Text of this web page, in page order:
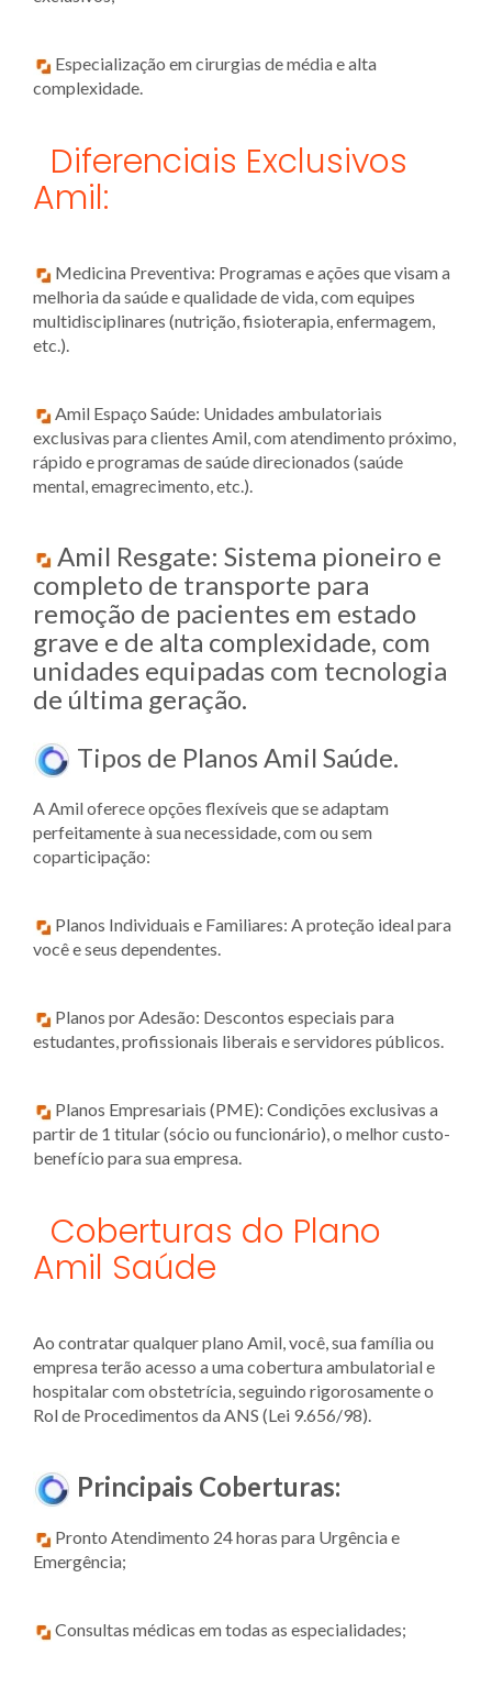
Especialização em cirurgias de média e alta
complexidade.
Diferenciais Exclusivos
Amil:
Medicina Preventiva: Programas e ações que visam a
melhoria da saúde e qualidade de vida, com equipes
multidisciplinares (nutrição, fisioterapia, enfermagem,
etc.).
Amil Espaço Saúde: Unidades ambulatoriais
exclusivas para clientes Amil, com atendimento próximo,
rápido e programas de saúde direcionados (saúde
mental, emagrecimento, etc.).
Amil Resgate: Sistema pioneiro e
completo de transporte para
remoção de pacientes em estado
grave e de alta complexidade, com
unidades equipadas com tecnologia
de última geração.
Tipos de Planos Amil Saúde.
A Amil oferece opções flexíveis que se adaptam
perfeitamente à sua necessidade, com ou sem
coparticipação:
Planos Individuais e Familiares: A proteção ideal para
você e seus dependentes.
Planos por Adesão: Descontos especiais para
estudantes, profissionais liberais e servidores públicos.
Planos Empresariais (PME): Condições exclusivas a
partir de 1 titular (sócio ou funcionário), o melhor custo-
benefício para sua empresa.
Coberturas do Plano
Amil Saúde
Ao contratar qualquer plano Amil, você, sua família ou
empresa terão acesso a uma cobertura ambulatorial e
hospitalar com obstetrícia, seguindo rigorosamente o
Rol de Procedimentos da ANS (Lei 9.656/98).
Principais Coberturas:
Pronto Atendimento 24 horas para Urgência e
Emergência;
Consultas médicas em todas as especialidades;